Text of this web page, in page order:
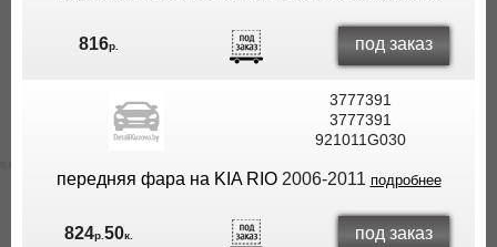
816р. под заказ
3777391
3777391
921011G030
передняя фара на KIA RIO2006-2011 подробнее
824р. 50к. под заказ